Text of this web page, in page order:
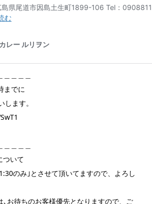
までに
ます。
ついて
のみ｣とさせて頂いてますので、よろし
､お待ちのお客様優先となりますので、ご